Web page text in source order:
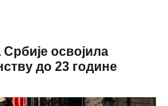
освојила
до 23 године